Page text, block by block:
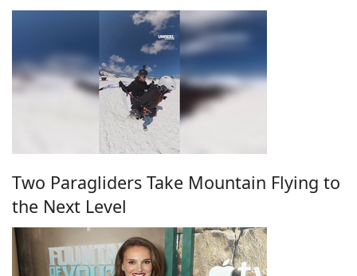
Two Paragliders Take Mountain Flying to
the Next Level